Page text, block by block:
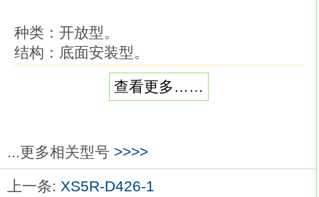
种类：开放型。
结构：底面安装型。
容量：100W。
输出电压：15V。
小，
也有助于装置的小型化。
内置支持确定异常原因的全新欠电压检测功
查看更多……
...更多相关型号 >>>>
上一条: XS5R-D426-1